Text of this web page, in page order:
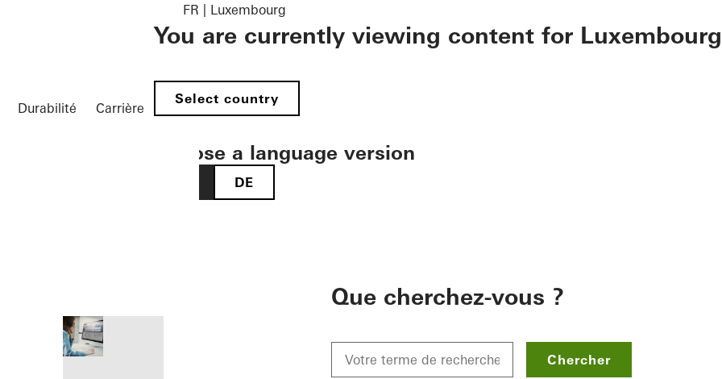
Durabilité Carrière
FR | Luxembourg
You are currently viewing content for Luxembourg
Select country
Choose a language version
DE
Que cherchez-vous ?
Chercher